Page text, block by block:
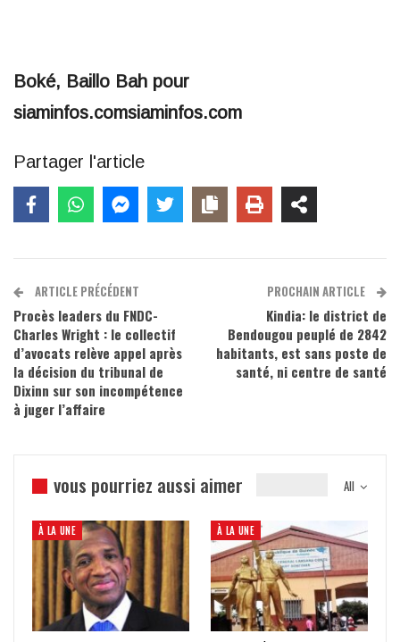
Boké, Baillo Bah pour
siaminfos.comsiaminfos.com
Partager l'article
ARTICLE PRÉCÉDENT
Procès leaders du FNDC-
Charles Wright : le collectif
d’avocats relève appel après
la décision du tribunal de
Dixinn sur son incompétence
à juger l’affaire
PROCHAIN ARTICLE
Kindia: le district de
Bendougou peuplé de 2842
habitants, est sans poste de
santé, ni centre de santé
All
vous pourriez aussi aimer
À LA UNE À LA UNE